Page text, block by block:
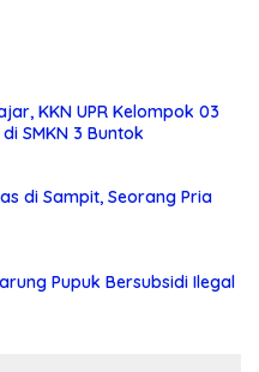
KKN UPR Kelompok 03
SMKN 3 Buntok
di Sampit, Seorang Pria
Pupuk Bersubsidi Ilegal